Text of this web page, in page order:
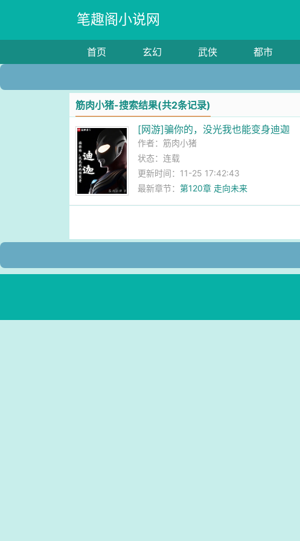
笔趣阁小说网
首页 玄幻 武侠 都市
筋肉小猪-搜索结果(共2条记录)
[网游]骗你的，没光我也能变身迪迦
作者：筋肉小猪
状态：连载
更新时间：11-25 17:42:43
最新章节：第120章 走向未来